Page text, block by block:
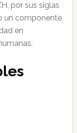
por sus siglas
un componente
en